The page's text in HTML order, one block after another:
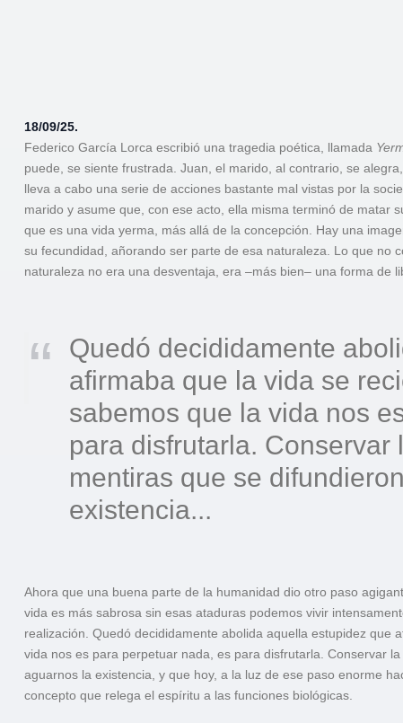
18/09/25.
Federico García Lorca escribió una tragedia poética, llamada
puede, se siente frustrada. Juan, el marido, al contrario, se
lleva a cabo una serie de acciones bastante mal vistas por la
marido y asume que, con ese acto, ella misma terminó de matar
que es una vida yerma, más allá de la concepción. Hay una
su fecundidad, añorando ser parte de esa naturaleza. Lo que no
naturaleza no era una desventaja, era –más bien– una forma de
Quedó decididamente
afirmaba que la vida se
sabemos que la vida nos
para disfrutarla.
mentiras que se
existencia...
Ahora que una buena parte de la humanidad dio otro paso
vida es más sabrosa sin esas ataduras podemos vivir
realización. Quedó decididamente abolida aquella estupidez que
vida nos es para perpetuar nada, es para disfrutarla. Conservar
aguarnos la existencia, y que hoy, a la luz de ese paso enorme
concepto que relega el espíritu a las funciones biológicas.